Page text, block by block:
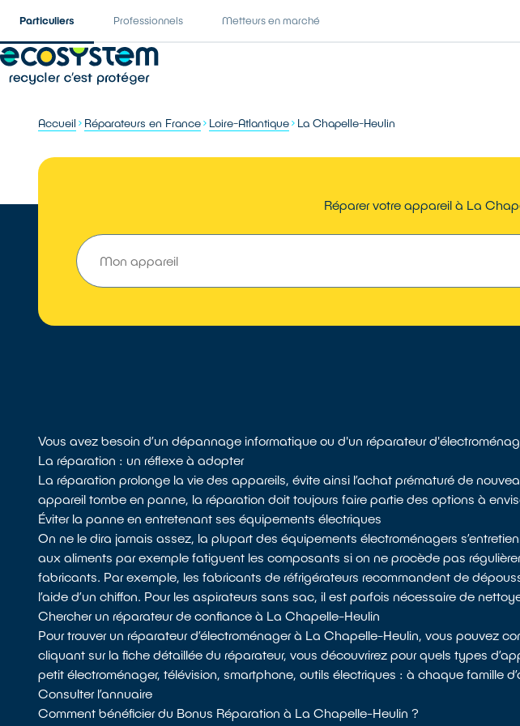
Particuliers Professionnels Metteurs en marché
Accueil Réparateurs en France Loire-Atlantique La Chapelle-Heulin
Réparer votre appareil à La
Vous avez besoin d’un dépannage informatique ou d'un réparateur
La réparation : un réflexe à adopter
La réparation prolonge la vie des appareils, évite ainsi l’achat prématuré de
appareil tombe en panne, la réparation doit toujours faire partie des options à
Éviter la panne en entretenant ses équipements électriques
On ne le dira jamais assez, la plupart des équipements électroménagers
aux aliments par exemple fatiguent les composants si on ne procède pas
fabricants. Par exemple, les fabricants de réfrigérateurs recommandent de
l’aide d’un chiffon. Pour les aspirateurs sans sac, il est parfois nécessaire de
Chercher un réparateur de confiance à La Chapelle-Heulin
Pour trouver un réparateur d’électroménager à La Chapelle-Heulin, vous pouvez
cliquant sur la fiche détaillée du réparateur, vous découvrirez pour quels types
petit électroménager, télévision, smartphone, outils électriques : à chaque famille
Consulter l’annuaire
Comment bénéficier du Bonus Réparation à La Chapelle-Heulin ?